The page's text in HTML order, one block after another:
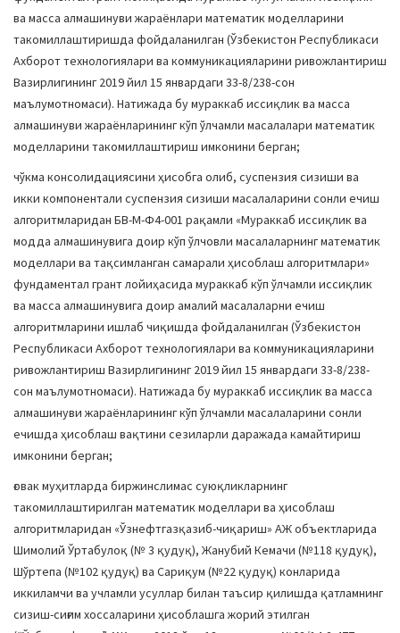
ва масса алмашинуви жараёнлари математик моделларини
такомиллаштиришда фойдаланилган (Ўзбекистон Республикаси
Ахборот технологиялари ва коммуникацияларини ривожлантириш
Вазирлигининг 2019 йил 15 январдаги 33-8/238-сон
маълумотномаси). Натижада бу мураккаб иссиқлик ва масса
алмашинуви жараёнларининг кўп ўлчамли масалалари математик
моделларини такомиллаштириш имконини берган;
чўкма консолидациясини ҳисобга олиб, суспензия сизиши ва
икки компонентали суспензия сизиши масалаларини сонли ечиш
алгоритмларидан БВ-М-Ф4-001 рақамли «Мураккаб иссиқлик ва
модда алмашинувига доир кўп ўлчовли масалаларнинг математик
моделлари ва тақсимланган самарали ҳисоблаш алгоритмлари»
фундаментал грант лойиҳасида мураккаб кўп ўлчамли иссиқлик
ва масса алмашинувига доир амалий масалаларни ечиш
алгоритмларини ишлаб чиқишда фойдаланилган (Ўзбекистон
Республикаси Ахборот технологиялари ва коммуникацияларини
ривожлантириш Вазирлигининг 2019 йил 15 январдаги 33-8/238-
сон маълумотномаси). Натижада бу мураккаб иссиқлик ва масса
алмашинуви жараёнларининг кўп ўлчамли масалаларини сонли
ечишда ҳисоблаш вақтини сезиларли даражада камайтириш
имконини берган;
ғовак муҳитларда биржинслимас суюқликларнинг
такомиллаштирилган математик моделлари ва ҳисоблаш
алгоритмларидан «Ўзнефтгазқазиб-чиқариш» АЖ объектларида
Шимолий Ўртабулоқ (№ 3 қудуқ), Жанубий Кемачи (№118 қудуқ),
Шўртепа (№102 қудуқ) ва Сариқум (№22 қудуқ) конларида
иккиламчи ва учламли усуллар билан таъсир қилишда қатламнинг
сизиш-сиғим хоссаларини ҳисоблашга жорий этилган